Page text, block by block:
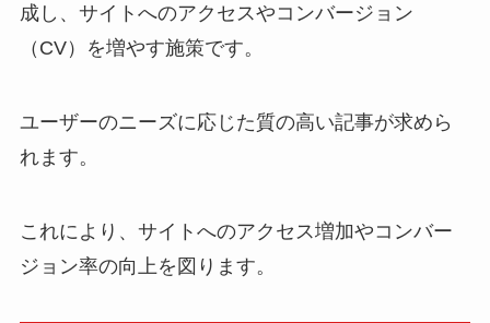
成し、サイトへのアクセスやコンバージョン
（CV）を増やす施策です。
ユーザーのニーズに応じた質の高い記事が求めら
れます。
これにより、サイトへのアクセス増加やコンバー
ジョン率の向上を図ります。